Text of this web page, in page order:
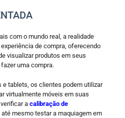
com o mundo real, a realidade
de compra, oferecendo
visualizar produtos em seus
uma compra.
e tablets, os clientes podem utilizar
virtualmente móveis em suas
a calibração de
mesmo testar a maquiagem em